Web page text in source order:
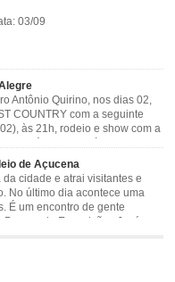
03/09
Antônio Quirino, nos dias 02,
COUNTRY com a seguinte
às 21h, rodeio e show com a
Trio […]
de Açucena
cidade e atrai visitantes e
No último dia acontece uma
É um encontro de gente
Parque de Exposições José